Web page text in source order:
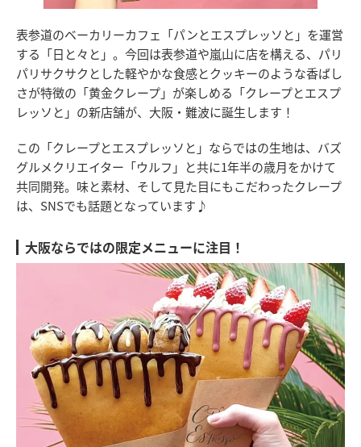
表参道のベーカリーカフェ「パンとエスプレッソと」を運営
する「日と々と」。今回は表参道や嵐山に店を構える、パリ
パリサクサクとした軽やかな食感とクッキーのような香ばし
さが特徴の「黄金クレープ」が楽しめる「クレープとエスプ
レッソと」の新店舗が、大阪・難波に誕生します！
この「クレープとエスプレッソと」ならではの生地は、バズ
グルメクリエイター「ウルフ」と共に1年半の歳月をかけて
共同開発。味と素材、そして見た目にもこだわったクレープ
は、SNSでも話題となっています♪
大阪ならではの限定メニューに注目！